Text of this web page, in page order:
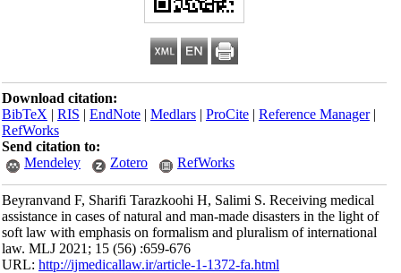
Download citation:
BibTeX|RIS|EndNote|Medlars|ProCite|Reference Manager
RefWorks
Send citation to:
Mendeley
Zotero RefWorks
Beyranvand F, Sharifi Tarazkoohi H, Salimi S. Receiving medical
assistance in cases of natural and man-made disasters in the light of
soft law with emphasis on formalism and pluralism of international
law. MLJ 2021; 15 (56) :659-676
URL:http://ijmedicallaw.ir/article-1-1372-fa.html